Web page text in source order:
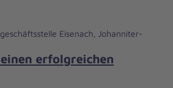
Eisenach, Johanniter-
erfolgreichen